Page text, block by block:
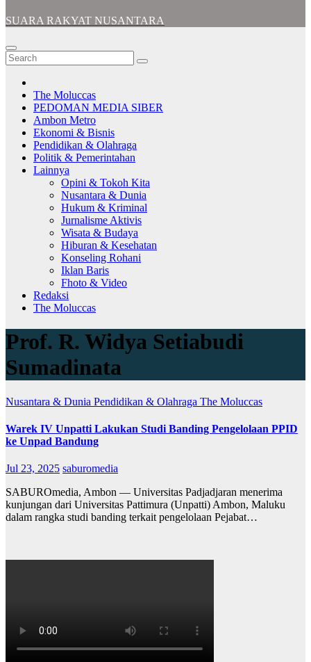
SUARA RAKYAT NUSANTARA
The Moluccas
PEDOMAN MEDIA SIBER
Ambon Metro
Ekonomi & Bisnis
Pendidikan & Olahraga
Politik & Pemerintahan
Lainnya
Opini & Tokoh Kita
Nusantara & Dunia
Hukum & Kriminal
Jurnalisme Aktivis
Wisata & Budaya
Hiburan & Kesehatan
Konseling Rohani
Iklan Baris
Fhoto & Video
Redaksi
The Moluccas
Prof. R. Widya Setiabudi
Sumadinata
Nusantara & Dunia Pendidikan & Olahraga The Moluccas
Warek IV Unpatti Lakukan Studi Banding Pengelolaan PPID
ke Unpad Bandung
Jul 23, 2025 saburomedia
SABUROmedia, Ambon — Universitas Padjadjaran menerima
kunjungan dari Universitas Pattimura (Unpatti) Ambon, Maluku
dalam rangka studi banding terkait pengelolaan Pejabat…